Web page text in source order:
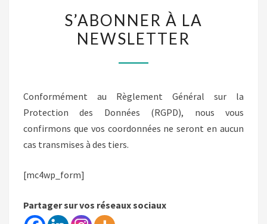
À
LA
S’ABONNER À LA
NEWSLETTER
Conformément au Règlement Général sur la
Protection des Données (RGPD), nous vous
confirmons que vos coordonnées ne seront en aucun
cas transmises à des tiers.
[mc4wp_form]
Partager sur vos réseaux sociaux